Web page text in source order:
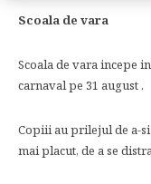
Scoala de vara
Scoala de vara incepe
carnaval pe 31 august .
Copiii au prilejul de a-
mai placut, de a se